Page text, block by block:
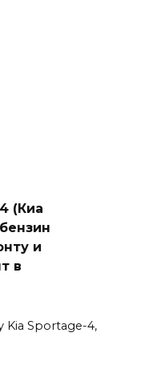
(Киа
и
в
Kia Sportage-4,